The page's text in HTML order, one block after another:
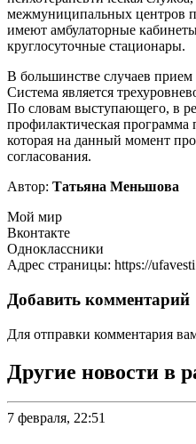
межмуниципальных центров
имеют амбулаторные
круглосуточные стационары.
В большинстве случаев прием
Система является
По словам выступающего, в
профилактическая
которая на данный момент
согласования.
Автор: Татьяна Меньшова
Мой мир
Вконтакте
Одноклассники
Адрес страницы: https://
Добавить комментарий
Для отправки комментария
Другие новости в
7 февраля, 22:51